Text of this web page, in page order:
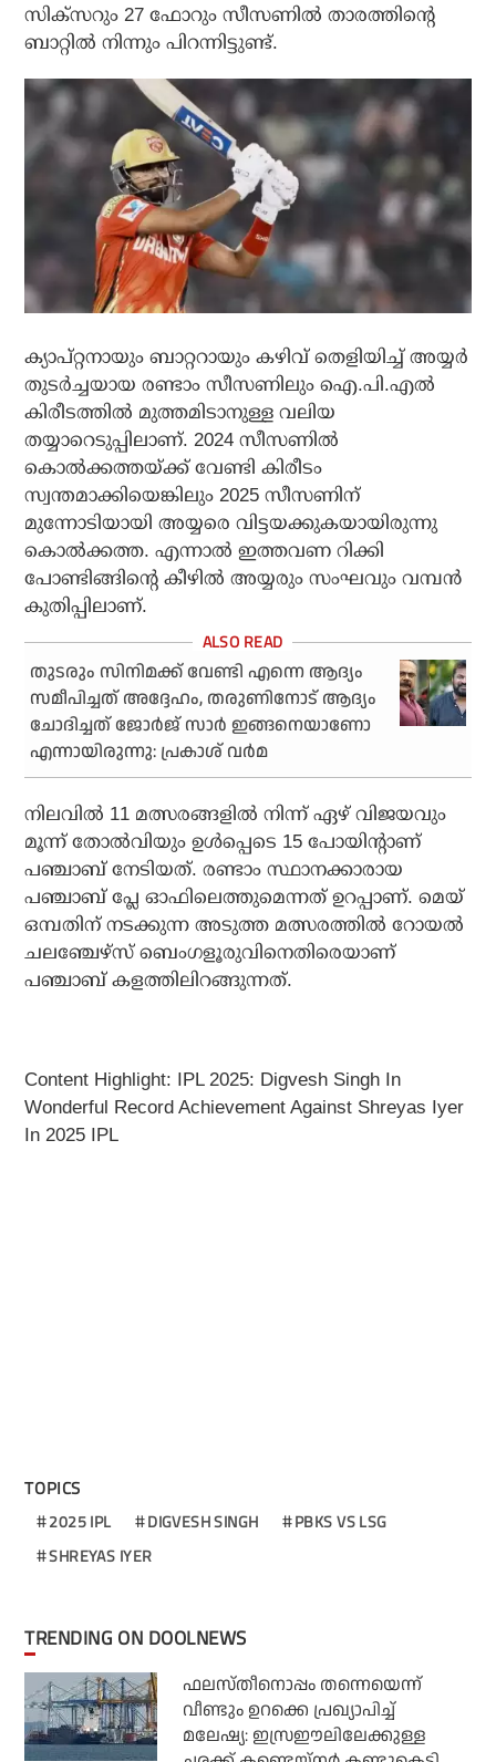
സിക്‌സറും 27 ഫോറും സീസണില്‍ താരത്തിന്റെ
ബാറ്റില്‍ നിന്നും പിറന്നിട്ടുണ്ട്.
ക്യാപ്റ്റനായും ബാറ്ററായും കഴിവ് തെളിയിച്ച് അയ്യര്‍
തുടര്‍ച്ചയായ രണ്ടാം സീസണിലും ഐ.പി.എല്‍
കിരീടത്തില്‍ മുത്തമിടാനുള്ള വലിയ
തയ്യാറെടുപ്പിലാണ്. 2024 സീസണില്‍
കൊല്‍ക്കത്തയ്ക്ക് വേണ്ടി കിരീടം
സ്വന്തമാക്കിയെങ്കിലും 2025 സീസണിന്
മുന്നോടിയായി അയ്യരെ വിട്ടയക്കുകയായിരുന്നു
കൊല്‍ക്കത്ത. എന്നാല്‍ ഇത്തവണ റിക്കി
പോണ്ടിങ്ങിന്റെ കീഴില്‍ അയ്യരും സംഘവും വമ്പന്‍
കുതിപ്പിലാണ്.
തുടരും സിനിമക്ക് വേണ്ടി എന്നെ ആദ്യം
സമീപിച്ചത് അദ്ദേഹം, തരുണിനോട് ആദ്യം
ചോദിച്ചത് ജോര്‍ജ് സാര്‍ ഇങ്ങനെയാണോ
എന്നായിരുന്നു: പ്രകാശ് വര്‍മ
നിലവില്‍ 11 മത്സരങ്ങളില്‍ നിന്ന് ഏഴ് വിജയവും
മൂന്ന് തോല്‍വിയും ഉള്‍പ്പെടെ 15 പോയിന്റാണ്
പഞ്ചാബ് നേടിയത്. രണ്ടാം സ്ഥാനക്കാരായ
പഞ്ചാബ് പ്ലേ ഓഫിലെത്തുമെന്നത് ഉറപ്പാണ്. മെയ്
ഒമ്പതിന് നടക്കുന്ന അടുത്ത മത്സരത്തില്‍ റോയല്‍
ചലഞ്ചേഴ്‌സ് ബെംഗളൂരുവിനെതിരെയാണ്
പഞ്ചാബ് കളത്തിലിറങ്ങുന്നത്.
Content Highlight: IPL 2025: Digvesh Singh In
Wonderful Record Achievement Against Shreyas Iyer
In 2025 IPL
TOPICS
2025 IPL DIGVESH SINGH
PBKS VS LSG
SHREYAS IYER
TRENDING ON DOOLNEWS
ഫലസ്തീനൊപ്പം തന്നെയെന്ന്
വീണ്ടും ഉറക്കെ പ്രഖ്യാപിച്ച്
മലേഷ്യ: ഇസ്രഈലിലേക്കുള്ള